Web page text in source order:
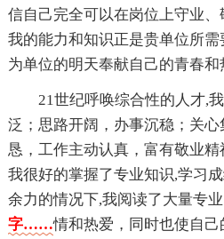
信自己完全可以在岗位上守业
我的能力和知识正是贵单位所
为单位的明天奉献自己的青春和
21世纪呼唤综合性的人才,
泛；思路开阔，办事沉稳；关
恳，工作主动认真，富有敬业
我很好的掌握了专业知识,学习
余力的情况下,我阅读了大量专业
字……情和热爱，同时也使自